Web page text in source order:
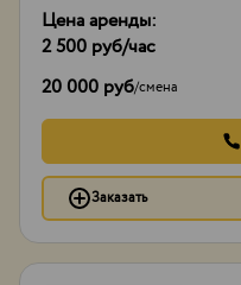
Цена аренды:
2 500 руб/час
20 000 руб/смена
Заказать